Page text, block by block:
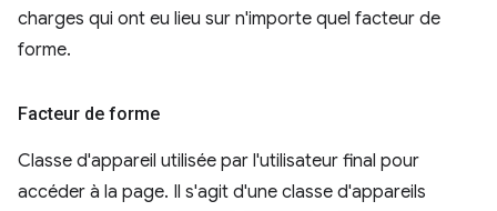
charges qui ont eu lieu sur n'importe quel facteur de
forme.
Facteur de forme
Classe d'appareil utilisée par l'utilisateur final pour
accéder à la page. Il s'agit d'une classe d'appareils